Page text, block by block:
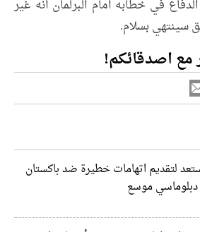
في خطابه أمام البرلمان أنه غير
سينتهي بسلام.
مع اصدقائكم!
لتقديم اتهامات خطيرة ضد باكستان
موسع